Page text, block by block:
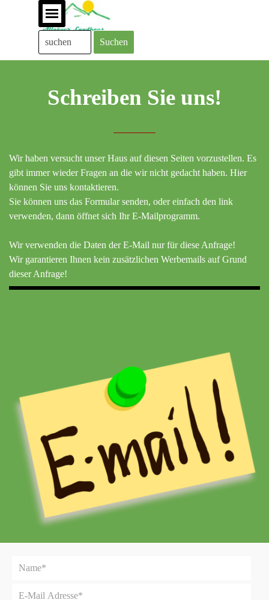
Direkt zum SeiteninhaltMenü überspringen
Suchen
Schreiben Sie uns!
Wir haben versucht unser Haus auf diesen Seiten vorzustellen. Es
gibt immer wieder Fragen an die wir nicht gedacht haben. Hier
können Sie uns kontaktieren.
Sie können uns das Formular senden, oder einfach den link
verwenden, dann öffnet sich Ihr E-Mailprogramm.
Wir verwenden die Daten der E-Mail nur für diese Anfrage!
Wir garantieren Ihnen kein zusätzlichen Werbemails auf Grund
dieser Anfrage!